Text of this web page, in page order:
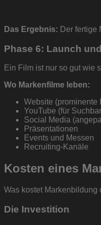
Das Ergebnis: Der fertige
Phase 6: Launch
Ein Film ist nur so gut wie
Wo Markenfilme leben:
Website (prominente
YouTube (für
Social Media
Präsentationen
Events und Messen
Recruiting-Kanäle
Kosten eines
Was kostet Markenbildung
Die Investition